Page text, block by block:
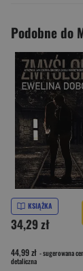
Podobne do
KSIĄŻKA
34,29 zł
44,99 zł - sugerowana
detaliczna